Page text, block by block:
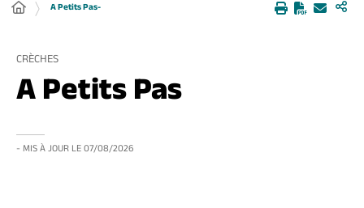
A Petits Pas-
CRÈCHES
A Petits Pas
- MIS À JOUR LE07/08/2026